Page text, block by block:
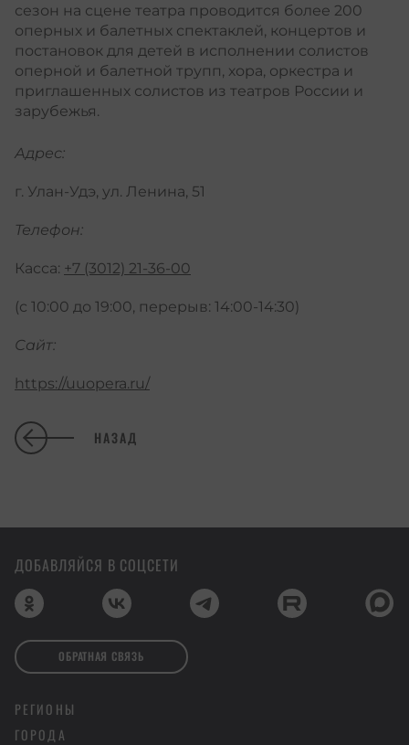
сезон на сцене театра проводится более 200
оперных и балетных спектаклей, концертов и
постановок для детей в исполнении солистов
оперной и балетной трупп, хора, оркестра и
приглашенных солистов из театров России и
зарубежья.
Адрес:
г. Улан-Удэ, ул. Ленина, 51
Телефон:
Касса: +7 (3012) 21-36-00
(с 10:00 до 19:00, перерыв: 14:00-14:30)
Сайт:
https://uuopera.ru/
НАЗАД
РЕГИОНЫ
ГОРОДА
ДОБАВЛЯЙСЯ В СОЦСЕТИ
ОБРАТНАЯ СВЯЗЬ